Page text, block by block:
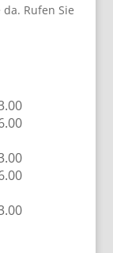
Rufen Sie